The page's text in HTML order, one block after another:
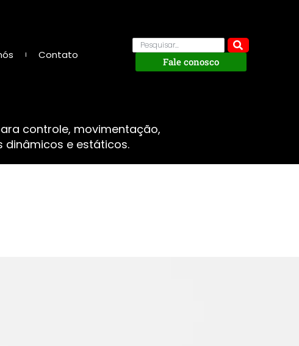
Contato
Fale conosco
controle, movimentação,
e estáticos.